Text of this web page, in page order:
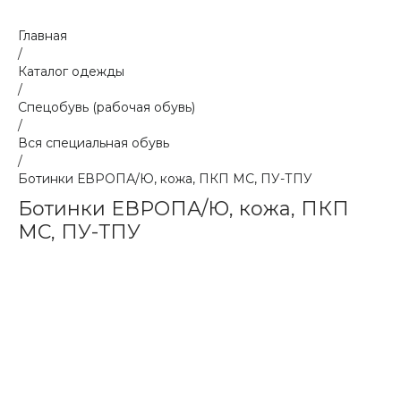
Главная
/
Каталог одежды
/
Спецобувь (рабочая обувь)
/
Вся специальная обувь
/
Ботинки ЕВРОПА/Ю, кожа, ПКП МС, ПУ-ТПУ
Ботинки ЕВРОПА/Ю, кожа, ПКП
МС, ПУ-ТПУ